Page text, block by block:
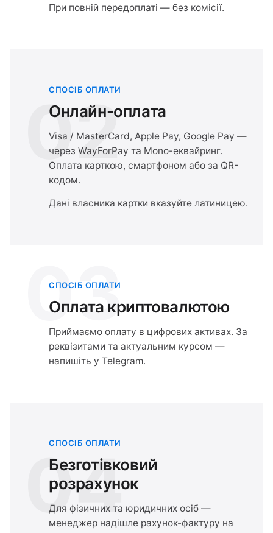
При повній передоплаті — без комісії.
02
СПОСІБ ОПЛАТИ
Онлайн-оплата
Visa / MasterCard, Apple Pay, Google Pay —
через WayForPay та Mono-еквайринг.
Оплата карткою, смартфоном або за QR-
кодом.
Дані власника картки вказуйте латиницею.
03
СПОСІБ ОПЛАТИ
Оплата криптовалютою
Приймаємо оплату в цифрових активах. За
реквізитами та актуальним курсом —
напишіть у Telegram.
04
СПОСІБ ОПЛАТИ
Безготівковий
розрахунок
Для фізичних та юридичних осіб —
менеджер надішле рахунок-фактуру на